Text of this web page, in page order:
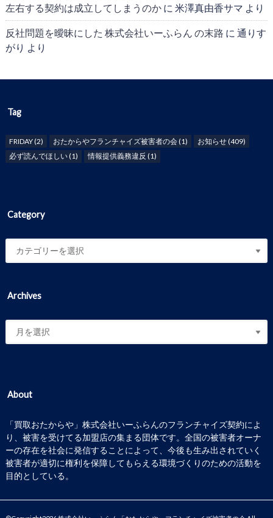
左右する契約は成立してしまうのかに 米澤真由香サマ より
反社問題を曖昧にした 株式会社いーふらん の末路 に 通りす
がり より
Tag
FRIDAY(2) おたからやフランチャイズ被害者の会(1) お知らせ(409)
必ず読んでほしい(1) 情報提供義務違反 (1)
Category
Archives
About
「買取おたからや」株式会社いーふらんのフランチャイズ契約によ
り、被害を受けてる加盟店の集まる団体です。全国の被害者オーナ
ーの存在を社会に発信することによって、今後も生み出されていく
被害者が適切に権利を保障してもらえる環境づくりのための活動を
目的としている。